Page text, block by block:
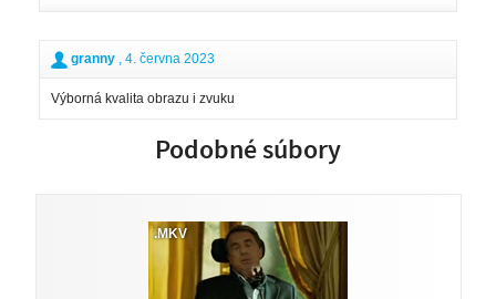
granny , 4. června 2023
Výborná kvalita obrazu i zvuku
Podobné súbory
.MKV